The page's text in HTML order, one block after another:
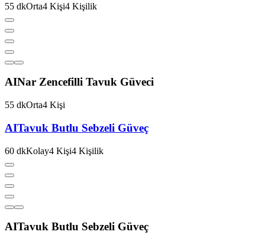
55 dkOrta4 Kişi4 Kişilik
AINar Zencefilli Tavuk Güveci
55 dkOrta4 Kişi
AITavuk Butlu Sebzeli Güveç
60 dkKolay4 Kişi4 Kişilik
AITavuk Butlu Sebzeli Güveç